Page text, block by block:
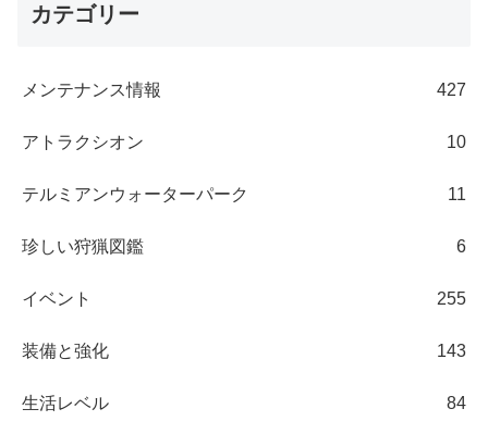
カテゴリー
メンテナンス情報 427
アトラクシオン 10
テルミアンウォーターパーク 11
珍しい狩猟図鑑 6
イベント 255
装備と強化 143
生活レベル 84